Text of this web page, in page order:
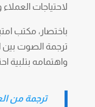
لاحتياجات العملاء
باختصار، مكتب
ترجمة الصوت بين
واهتمامه بتلبية
ترجمة من